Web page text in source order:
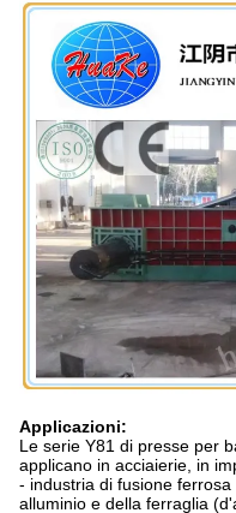
Applicazioni:
Le serie Y81 di presse per
applicano in acciaierie, in
- industria di fusione
alluminio e della ferraglia